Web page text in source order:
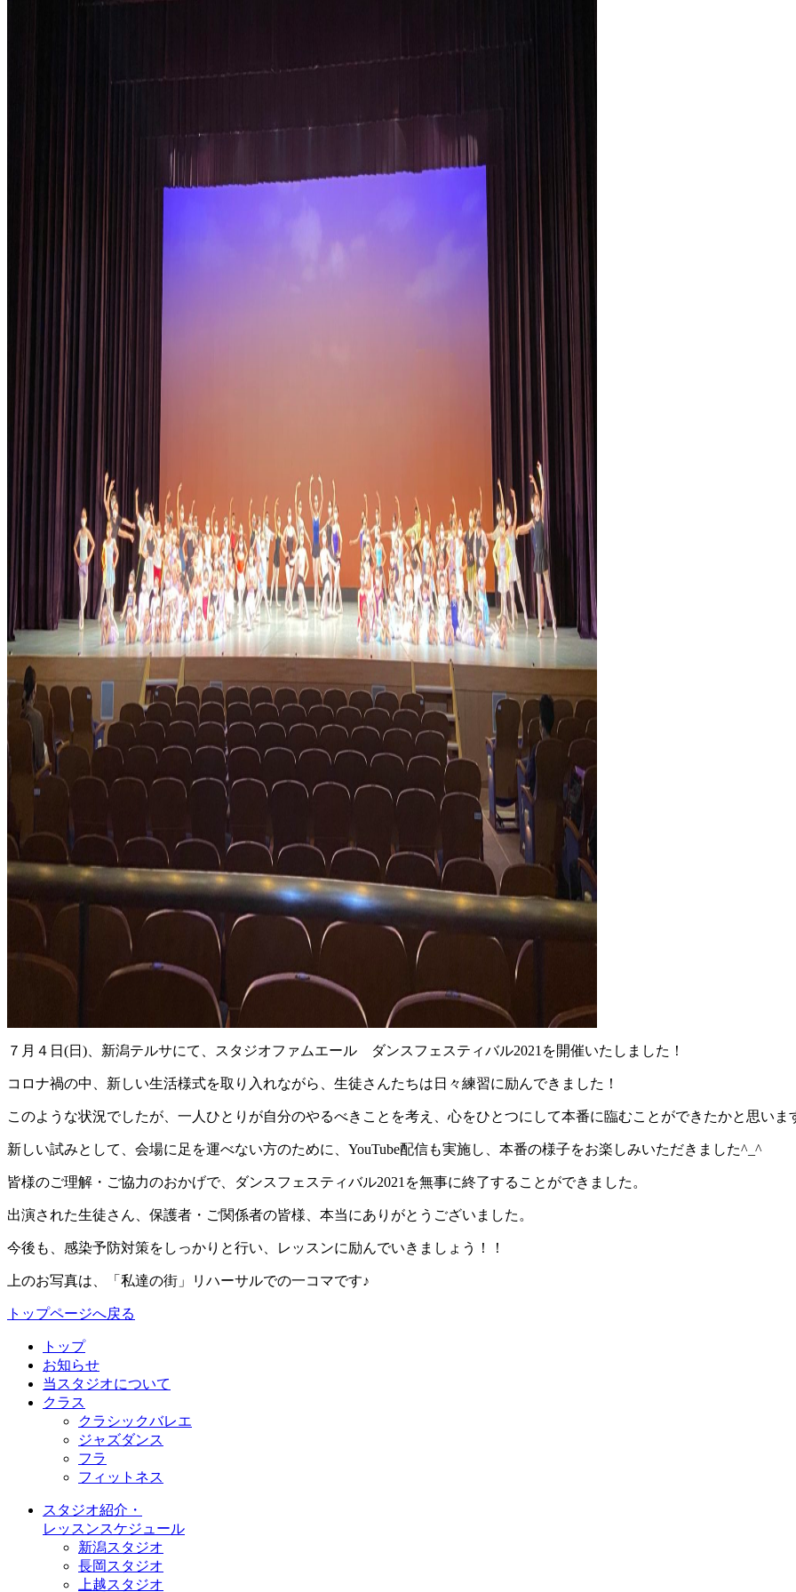
７月４日(日)、新潟テルサにて、スタジオファムエール ダンスフェスティバル2021を開催いたしました！
コロナ禍の中、新しい生活様式を取り入れながら、生徒さんたちは日々練習に励んできました！
このような状況でしたが、一人ひとりが自分のやるべきことを考え、心をひとつにして本番に臨むことができたかと思いま
新しい試みとして、会場に足を運べない方のために、YouTube配信も実施し、本番の様子をお楽しみいただきました^_^
皆様のご理解・ご協力のおかげで、ダンスフェスティバル2021を無事に終了することができました。
出演された生徒さん、保護者・ご関係者の皆様、本当にありがとうございました。
今後も、感染予防対策をしっかりと行い、レッスンに励んでいきましょう！！
上のお写真は、「私達の街」リハーサルでの一コマです♪
トップページへ戻る
トップ
お知らせ
当スタジオについて
クラス
クラシックバレエ
ジャズダンス
フラ
フィットネス
スタジオ紹介・
レッスンスケジュール
新潟スタジオ
長岡スタジオ
上越スタジオ